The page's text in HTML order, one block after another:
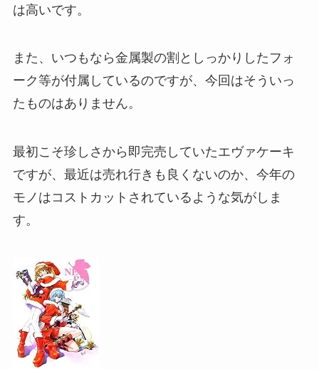
は高いです。
また、いつもなら金属製の割としっかりしたフォ
ーク等が付属しているのですが、今回はそういっ
たものはありません。
最初こそ珍しさから即完売していたエヴァケーキ
ですが、最近は売れ行きも良くないのか、今年の
モノはコストカットされているような気がしま
す。